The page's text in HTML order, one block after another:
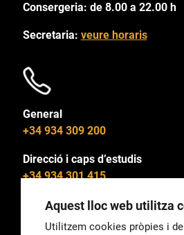
Consergeria: de 8.00 a 22.00 h
Secretaria: veure horaris
General
+34 934 309 200
Direcció i caps d’estudis
+34 934 301 415
Aquest lloc web utilitza
Utilitzem cookies pròpies i